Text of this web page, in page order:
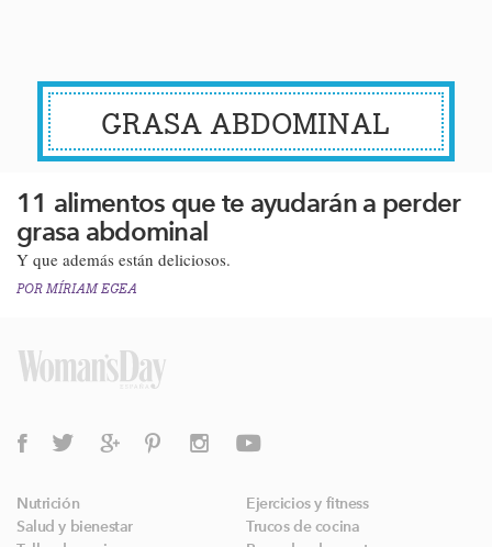
GRASA ABDOMINAL
11 alimentos que te ayudarán a perder
grasa abdominal
Y que además están deliciosos.
POR MÍRIAM EGEA
Nutrición
Ejercicios y fitness
Salud y bienestar
Trucos de cocina